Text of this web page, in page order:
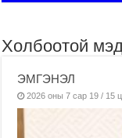
Холбоотой
ЭМГЭНЭЛ
2026 оны 7 сар 19 / 15